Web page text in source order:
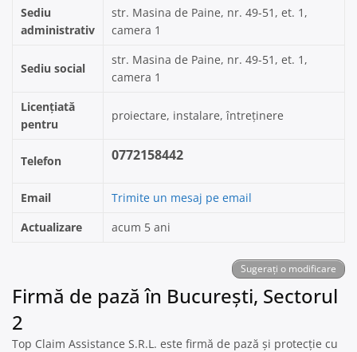
Sediu
administrativ
str. Masina de Paine, nr. 49-51, et. 1,
camera 1
Sediu social
str. Masina de Paine, nr. 49-51, et. 1,
camera 1
Licențiată
pentru
proiectare, instalare, întreținere
Telefon 0772158442
Email
Trimite un mesaj pe email
Actualizare
acum 5 ani
Sugerați o modificare
Firmă de pază în București, Sectorul
2
Top Claim Assistance S.R.L. este firmă de pază și protecție cu